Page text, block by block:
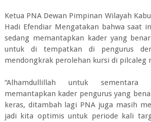
Ketua PNA Dewan Pimpinan Wilayah
Hadi Efendiar Mengatakan bahwa saat
sedang memantapkan kader yang
untuk di tempatkan di pengurus
mendongkrak perolehan kursi di pilcaleg
“Alhamdullillah untuk
memantapkan kader pengurus yang
keras, ditambah lagi PNA juga masih
jadi kita optimis untuk periode kali